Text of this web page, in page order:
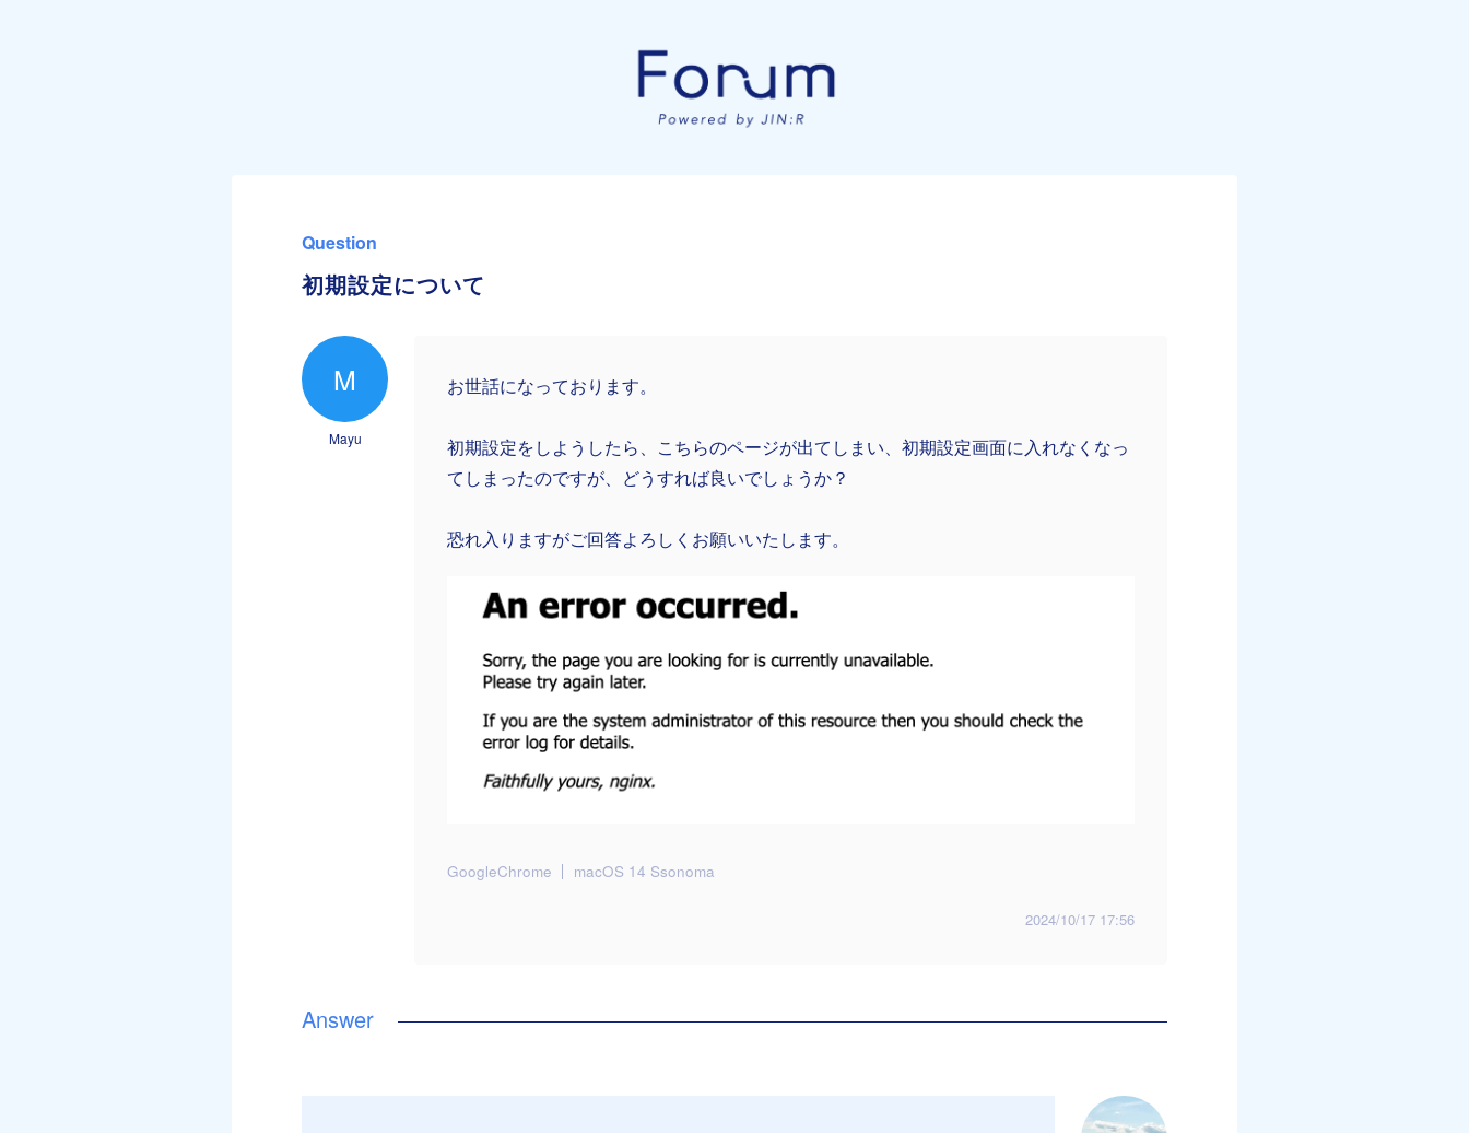
Question
初期設定について
M
Mayu
お世話になっております。
初期設定をしようしたら、こちらのページが出てしまい、初期設定画面に入れなくなっ
てしまったのですが、どうすれば良いでしょうか？
恐れ入りますがご回答よろしくお願いいたします。
GoogleChrome macOS 14 Ssonoma
2024/10/17 17:56